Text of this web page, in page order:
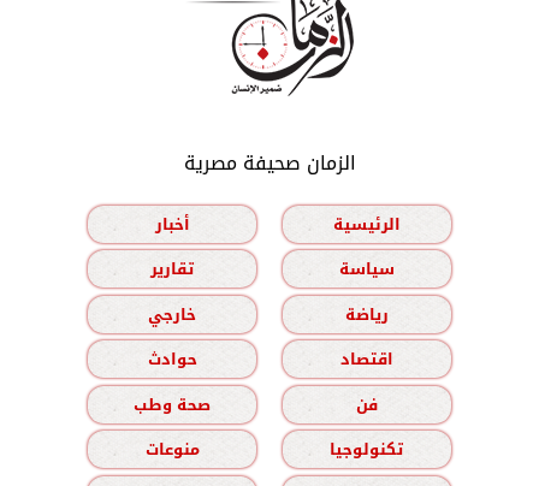
الزمان صحيفة مصرية
الرئيسية
أخبار
سياسة
تقارير
رياضة
خارجي
اقتصاد
حوادث
فن
صحة وطب
تكنولوجيا
منوعات